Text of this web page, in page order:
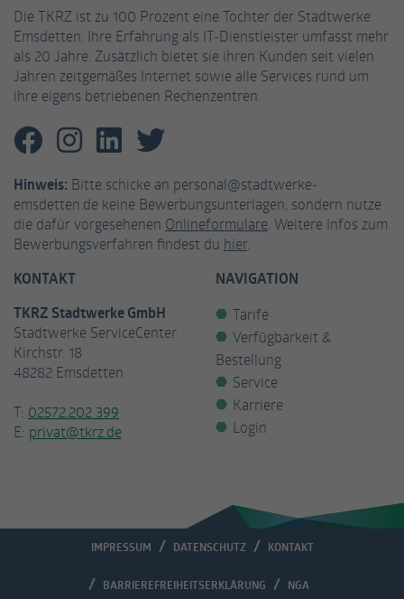
Die TKRZ ist zu 100 Prozent eine Tochter der Stadtwerke
Emsdetten. Ihre Erfahrung als IT-Dienstleister umfasst mehr
als 20 Jahre. Zusätzlich bietet sie ihren Kunden seit vielen
Jahren zeitgemäßes Internet sowie alle Services rund um
ihre eigens betriebenen Rechenzentren.
Hinweis: Bitte schicke an personal@stadtwerke-
emsdetten.de keine Bewerbungsunterlagen, sondern nutze
die dafür vorgesehenen Onlineformulare . Weitere Infos zum
Bewerbungsverfahren findest du hier.
KONTAKT
TKRZ Stadtwerke GmbH
Stadtwerke ServiceCenter
Kirchstr. 18
48282 Emsdetten
T: 02572.202 399
E: privat@tkrz.de
NAVIGATION
Tarife
Verfügbarkeit &
Bestellung
Service
Karriere
Login
IMPRESSUM DATENSCHUTZ KONTAKT
BARRIEREFREIHEITSERKLÄRUNG NGA
Zweck
eindeutige Identitätsnummer des Kontos
oder der Website enthält, auf das es sich
bezieht. Es scheint eine Variation des _gat-
Cookies zu sein, das verwendet wird, um die
von Google auf Websites mit hohem Traffic-
begrenzen.
Name _fbp
Anbieter Facebook
Zweck
Cookie von Facebook, das für Website-
Analysen, Ad-Targeting und
Anzeigenmessung verwendet wird.
Anbieter
Wird von Facebook verwendet, um eine
Reihe von Werbeprodukten wie
Echtzeitgebote von Drittanbietern
anzubieten.